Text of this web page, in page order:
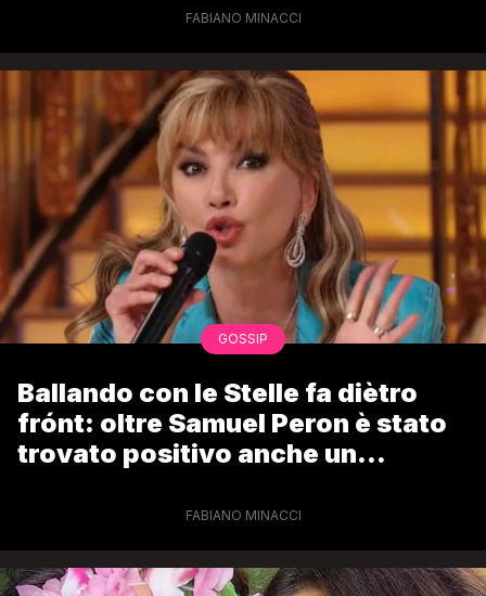
FABIANO MINACCI
GOSSIP
Ballando con le Stelle fa diètro
frónt: oltre Samuel Peron è stato
trovato positivo anche un
FABIANO MINACCI